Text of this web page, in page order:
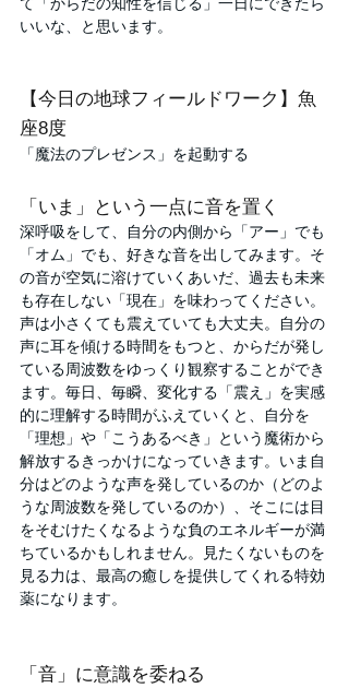
いいな、と思います。
【今日の地球フィールドワーク】魚
座8度
「魔法のプレゼンス」を起動する
「いま」という一点に音を置く
深呼吸をして、自分の内側から「アー」でも
「オム」でも、好きな音を出してみます。そ
の音が空気に溶けていくあいだ、過去も未来
も存在しない「現在」を味わってください。
声は小さくても震えていても大丈夫。自分の
声に耳を傾ける時間をもつと、からだが発し
ている周波数をゆっくり観察することができ
ます。毎日、毎瞬、変化する「震え」を実感
的に理解する時間がふえていくと、自分を
「理想」や「こうあるべき」という魔術から
解放するきっかけになっていきます。いま自
分はどのような声を発しているのか（どのよ
うな周波数を発しているのか）、そこには目
をそむけたくなるような負のエネルギーが満
ちているかもしれません。見たくないものを
見る力は、最高の癒しを提供してくれる特効
薬になります。
「音」に意識を委ねる